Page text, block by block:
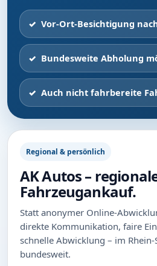
Vor-Ort-Besichtigung
Bundesweite Abholung
Auch nicht fahrbereite
Regional & persönlich
AK Autos –
Fahrzeugankauf.
Statt anonymer Online-
direkte Kommunikation, faire
schnelle Abwicklung – im Rhein-
bundesweit.